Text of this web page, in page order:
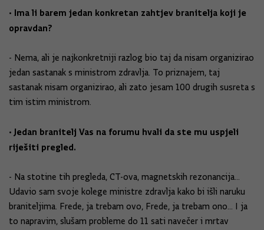
• Ima li barem jedan konkretan zahtjev branitelja koji je
opravdan?
- Nema, ali je najkonkretniji razlog bio taj da nisam organizirao
jedan sastanak s ministrom zdravlja. To priznajem, taj
sastanak nisam organizirao, ali zato jesam 100 drugih susreta s
tim istim ministrom.
• Jedan branitelj Vas na forumu hvali da ste mu uspjeli
riješiti pregled.
- Na stotine tih pregleda, CT-ova, magnetskih rezonancija...
Udavio sam svoje kolege ministre zdravlja kako bi išli naruku
braniteljima. Frede, ja trebam ovo, Frede, ja trebam ono... I ja
to napravim, slušam probleme do 11 sati navečer i mrtav